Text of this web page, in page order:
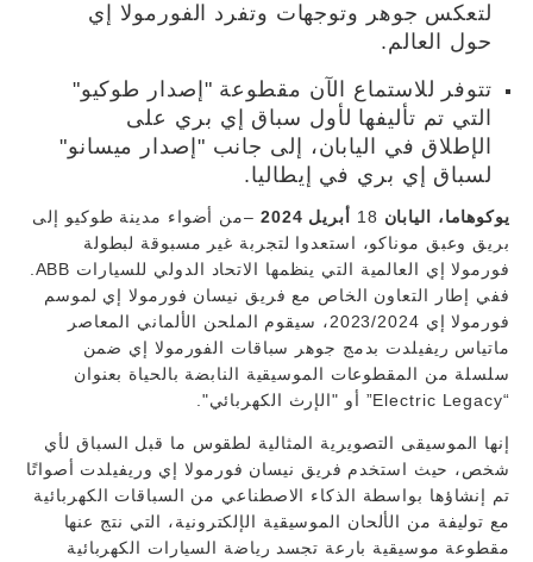
لتعكس جوهر وتوجهات وتفرد الفورمولا إي
حول العالم.
تتوفر للاستماع الآن مقطوعة "إصدار طوكيو"
التي تم تأليفها لأول سباق إي بري على
الإطلاق في اليابان، إلى جانب "إصدار ميسانو"
لسباق إي بري في إيطاليا.
يوكوهاما، اليابان 18 أبريل 2024
–من أضواء مدينة طوكيو إلى
بريق وعبق موناكو، استعدوا لتجربة غير مسبوقة لبطولة
فورمولا إي العالمية التي ينظمها الاتحاد الدولي للسيارات ABB.
ففي إطار التعاون الخاص مع فريق نيسان فورمولا إي لموسم
فورمولا إي 2023/2024، سيقوم الملحن الألماني المعاصر
ماتياس ريفيلدت بدمج جوهر سباقات الفورمولا إي ضمن
سلسلة من المقطوعات الموسيقية النابضة بالحياة بعنوان
“Electric Legacy” أو "الإرث الكهربائي".
إنها الموسيقى التصويرية المثالية لطقوس ما قبل السباق لأي
شخص، حيث استخدم فريق نيسان فورمولا إي وريفيلدت أصواتًا
تم إنشاؤها بواسطة الذكاء الاصطناعي من السباقات الكهربائية
مع توليفة من الألحان الموسيقية الإلكترونية، التي نتج عنها
مقطوعة موسيقية بارعة تجسد رياضة السيارات الكهربائية